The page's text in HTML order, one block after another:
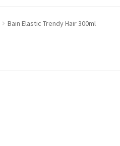
Bain Elastic Trendy Hair 300ml